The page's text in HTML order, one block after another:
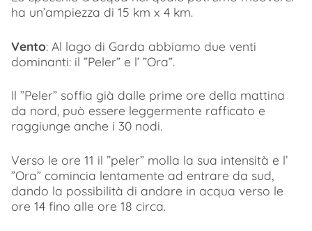
ha un’ampiezza di 15 km x 4 km.
Vento: Al lago di Garda abbiamo due venti
dominanti: il ”Peler” e l’ ”Ora”.
Il ”Peler” soffia già dalle prime ore della mattina
da nord, può essere leggermente rafficato e
raggiunge anche i 30 nodi.
Verso le ore 11 il ”peler” molla la sua intensità e l’
”Ora” comincia lentamente ad entrare da sud,
dando la possibilità di andare in acqua verso le
ore 14 fino alle ore 18 circa.